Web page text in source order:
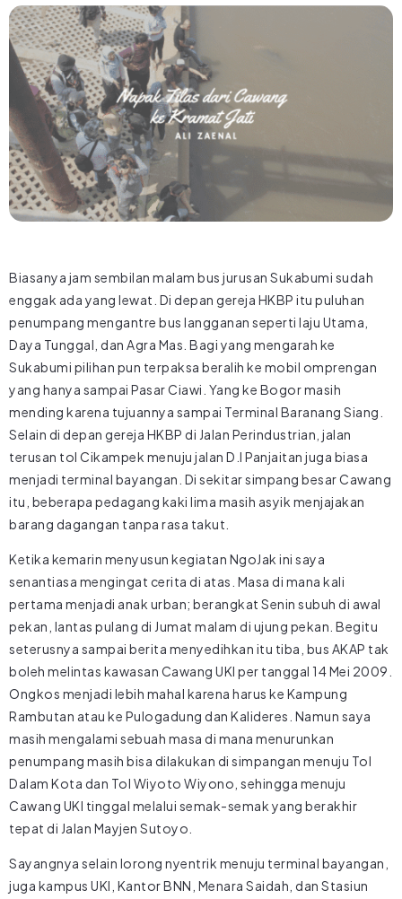
Biasanya jam sembilan malam bus jurusan Sukabumi sudah
enggak ada yang lewat. Di depan gereja HKBP itu puluhan
penumpang mengantre bus langganan seperti laju Utama,
Daya Tunggal, dan Agra Mas. Bagi yang mengarah ke
Sukabumi pilihan pun terpaksa beralih ke mobil omprengan
yang hanya sampai Pasar Ciawi. Yang ke Bogor masih
mending karena tujuannya sampai Terminal Baranang Siang.
Selain di depan gereja HKBP di Jalan Perindustrian, jalan
terusan tol Cikampek menuju jalan D.I Panjaitan juga biasa
menjadi terminal bayangan. Di sekitar simpang besar Cawang
itu, beberapa pedagang kaki lima masih asyik menjajakan
barang dagangan tanpa rasa takut.
Ketika kemarin menyusun kegiatan NgoJak ini saya
senantiasa mengingat cerita di atas. Masa di mana kali
pertama menjadi anak urban; berangkat Senin subuh di awal
pekan, lantas pulang di Jumat malam di ujung pekan. Begitu
seterusnya sampai berita menyedihkan itu tiba, bus AKAP tak
boleh melintas kawasan Cawang UKI per tanggal 14 Mei 2009.
Ongkos menjadi lebih mahal karena harus ke Kampung
Rambutan atau ke Pulogadung dan Kalideres. Namun saya
masih mengalami sebuah masa di mana menurunkan
penumpang masih bisa dilakukan di simpangan menuju Tol
Dalam Kota dan Tol Wiyoto Wiyono, sehingga menuju
Cawang UKI tinggal melalui semak-semak yang berakhir
tepat di Jalan Mayjen Sutoyo.
Sayangnya selain lorong nyentrik menuju terminal bayangan,
juga kampus UKI, Kantor BNN, Menara Saidah, dan Stasiun